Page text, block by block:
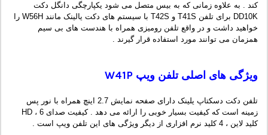
کند . به علاوه زمانی که به بیس متصل می شود یکپارچگی دانگل دکت
DD10K برای تلفن T41S و T42S با سیستم های دکت یالینک مانند W56H را
خواهید داشت و در واقع تلفن رومیزی همراه با هندست های بی سیم
همزمان می توانند مورد استفاده قرار گیرند .
ویژگی های اصلی تلفن ویپ W41P
تلفن دکت دسکتاپ یلینک دارای صفحه نمایش 2.7 اینچ همراه با نور پس
زمینه است که کیفیت بسیار خوبی را ارائه می دهد . کیفیت صدای HD ، 6
کلید لاین ، 4 کلید نرم افزاری از دیگر ویژگی های این تلفن ویپ است .